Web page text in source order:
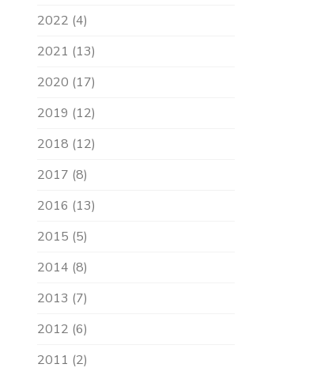
2022 (4)
2021 (13)
2020 (17)
2019 (12)
2018 (12)
2017 (8)
2016 (13)
2015 (5)
2014 (8)
2013 (7)
2012 (6)
2011 (2)